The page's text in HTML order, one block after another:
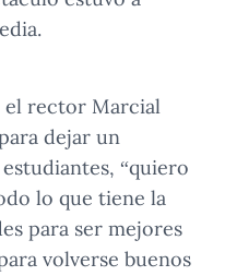
el rector Marcial
dejar un
“quiero
lo que tiene la
para ser mejores
volverse buenos